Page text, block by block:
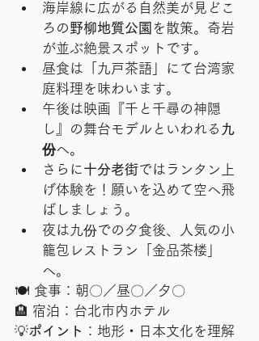
海岸線に広がる自然美が見どこ
ろの野柳地質公園 を散策。奇岩
が並ぶ絶景スポットです。
昼食は「九戸茶語」にて台湾家
庭料理を味わいます。
午後は映画『千と千尋の神隠
し』の舞台モデルといわれる 九
份へ。
さらに十分老街ではランタン上
げ体験を！願いを込めて空へ飛
ばしましょう。
夜は九份での夕食後、人気の小
籠包レストラン「金品茶楼」
へ。
🍽 食事：朝〇／昼〇／夕〇
🏨 宿泊：台北市内ホテル
💡ポイント ：地形・日本文化を理解